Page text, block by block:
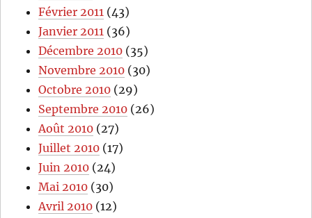
Février 2011 (43)
Janvier 2011 (36)
Décembre 2010 (35)
Novembre 2010 (30)
Octobre 2010 (29)
Septembre 2010 (26)
Août 2010 (27)
Juillet 2010 (17)
Juin 2010 (24)
Mai 2010 (30)
Avril 2010 (12)